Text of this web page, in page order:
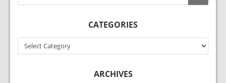
CATEGORIES
Categories
ARCHIVES